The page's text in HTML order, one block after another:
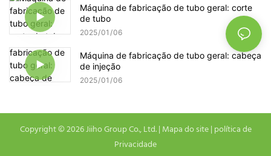
Máquina de fabricação de tubo geral: corte
de tubo
2025 01 06
Máquina de fabricação de tubo geral: cabeça
de injeção
2025 01 06
Copyright © 2026 Jiiho Group Co., Ltd. | Mapa do site| política de
Privacidade